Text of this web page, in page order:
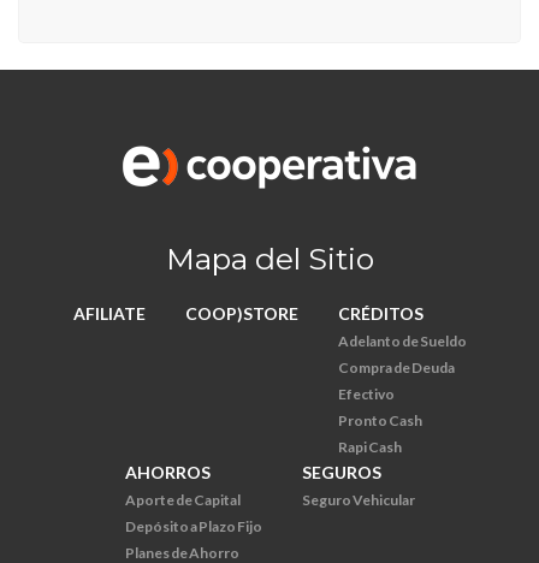
Mapa del Sitio
AFILIATE COOP)STORE CRÉDITOS
Adelanto de Sueldo
Compra de Deuda
Efectivo
Pronto Cash
Rapi Cash
AHORROS
Aporte de Capital
Depósito a Plazo Fijo
Planes de Ahorro
SEGUROS
Seguro Vehicular